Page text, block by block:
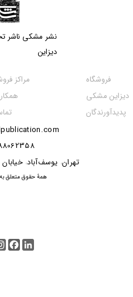
نشر مشکی​​​​​​​ ناشر
دیزاین
(021)
​​​​​​تهران، یوسف‌آباد، خیابان 55
مراکز
فروشگاه
دیزاین مشکی
پدیدآورندگان
​همۀ حقوق متعلق
InstagramFacebook